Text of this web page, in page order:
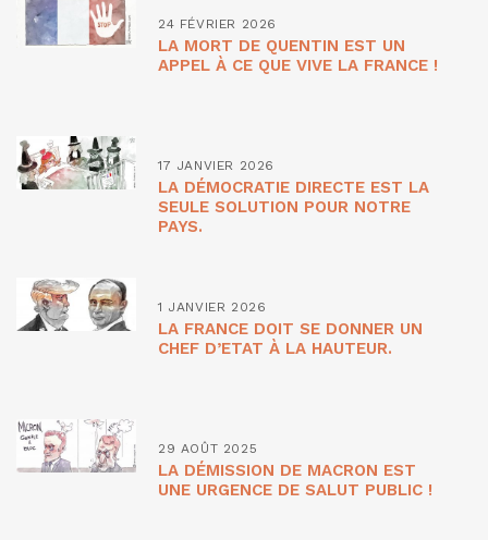
24 FÉVRIER 2026
LA MORT DE QUENTIN EST UN
APPEL À CE QUE VIVE LA FRANCE !
17 JANVIER 2026
LA DÉMOCRATIE DIRECTE EST LA
SEULE SOLUTION POUR NOTRE
PAYS.
1 JANVIER 2026
LA FRANCE DOIT SE DONNER UN
CHEF D’ETAT À LA HAUTEUR.
29 AOÛT 2025
LA DÉMISSION DE MACRON EST
UNE URGENCE DE SALUT PUBLIC !